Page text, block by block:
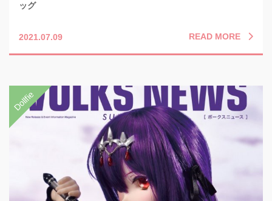
ッグ
2021.07.09 READ MORE